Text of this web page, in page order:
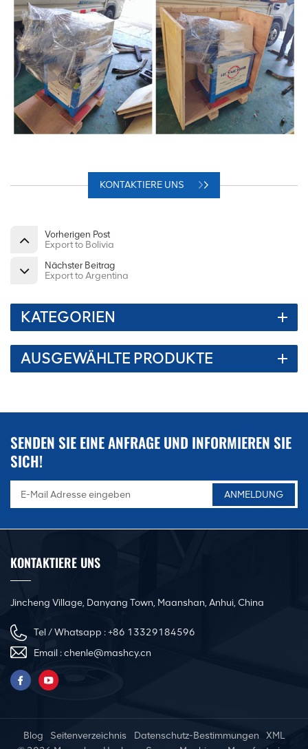
KONTAKTIERE UNS
Vorherigen Post
Export to Bolivia
Nächster Beitrag
Export to Argentina
KATEGORIEN
AUSGEWÄHLTE PRODUKTE
SENDEN SIE EINE ANFRAGE UND INFORMIEREN SIE
SICH!
KONTAKTIERE UNS
Jincheng Village, Danyang Town, Maanshan, Anhui, China
Tel / Whatsapp :+86 13329184596
Email :chenle@mashcy.cn
Blog Seitenverzeichnis Datenschutz-Bestimmungen
XML